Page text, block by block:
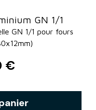
GN 1/1
GN 1/1 pour fours
€